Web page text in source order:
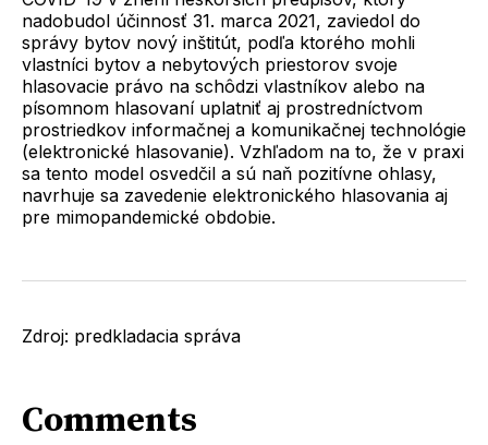
nadobudol účinnosť 31. marca 2021, zaviedol do
správy bytov nový inštitút, podľa ktorého mohli
vlastníci bytov a nebytových priestorov svoje
hlasovacie právo na schôdzi vlastníkov alebo na
písomnom hlasovaní uplatniť aj prostredníctvom
prostriedkov informačnej a komunikačnej technológie
(elektronické hlasovanie). Vzhľadom na to, že v praxi
sa tento model osvedčil a sú naň pozitívne ohlasy,
navrhuje sa zavedenie elektronického hlasovania aj
pre mimopandemické obdobie.
Zdroj: predkladacia správa
Comments